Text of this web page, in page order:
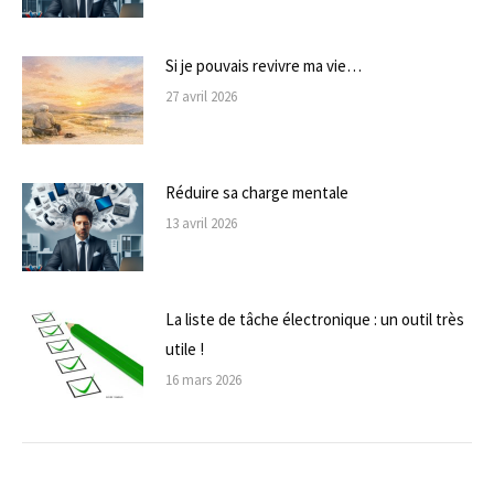
Si je pouvais revivre ma vie…
27 avril 2026
Réduire sa charge mentale
13 avril 2026
La liste de tâche électronique : un outil très
utile !
16 mars 2026